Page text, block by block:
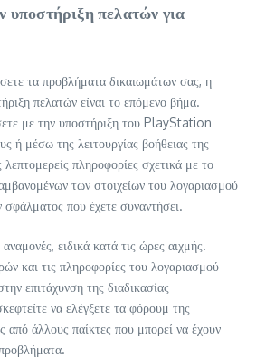
υποστήριξη πελατών για
τα προβλήματα δικαιωμάτων σας, η
πελατών είναι το επόμενο βήμα.
με την υποστήριξη του PlayStation
ή μέσω της λειτουργίας βοήθειας της
πληροφορίες σχετικά με το
των στοιχείων του λογαριασμού
που έχετε συναντήσει.
ειδικά κατά τις ώρες αιχμής.
και τις πληροφορίες του λογαριασμού
επιτάχυνση της διαδικασίας
να ελέγξετε τα φόρουμ της
από άλλους παίκτες που μπορεί να έχουν